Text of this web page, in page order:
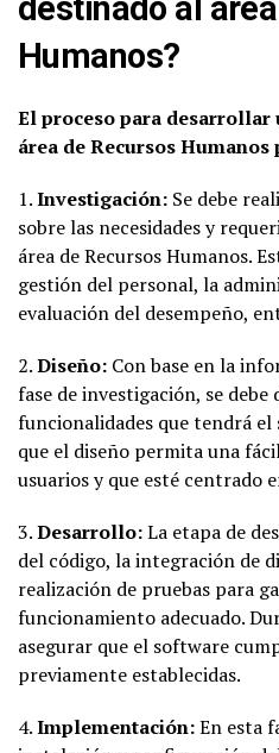
Humanos?
El proceso para
área de Recursos
1.Investigación: Se debe
sobre las necesidades y
área de Recursos Humanos.
gestión del personal, la
evaluación del desempeño,
2.Diseño: Con base en la
fase de investigación, se
funcionalidades que tendrá
que el diseño permita una
usuarios y que esté centrado
3.Desarrollo:La etapa de
del código, la integración de
realización de pruebas para
funcionamiento adecuado.
asegurar que el software
previamente establecidas.
4.Implementación:En esta